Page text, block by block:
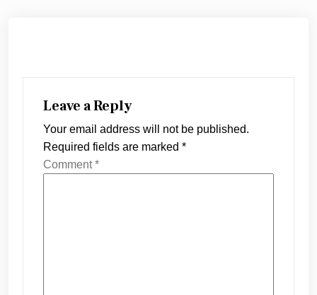
Leave a Reply
Your email address will not be published.
Required fields are marked *
Comment*